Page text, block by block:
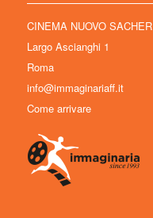
CINEMA NUOVO SACHER
Largo Ascianghi 1
Roma
info@immaginariaff.it
Come arrivare